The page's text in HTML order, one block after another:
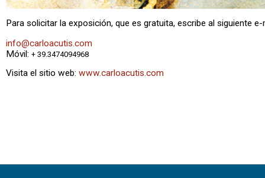
Para solicitar la exposición, que es gratuita, escribe al siguiente e-
info@carloacutis.com
Móvil: + 39.3474094968
Visita el sitio web: www.carloacutis.com